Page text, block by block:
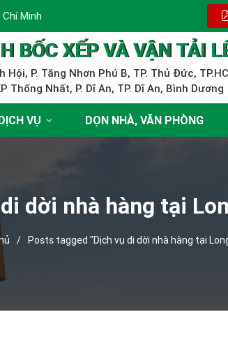
Minh
BỐC XẾP VÀ VẬN TẢI
P. Tăng Nhơn Phú B, TP. Thủ Đức,
Thống Nhất, P. Dĩ An, TP. Dĩ An, Bình Dương
VỤ DỌN NHÀ, VĂN PHÒNG
dời nhà hàng tại
/Posts tagged "Dịch vụ di dời nhà hàng tại